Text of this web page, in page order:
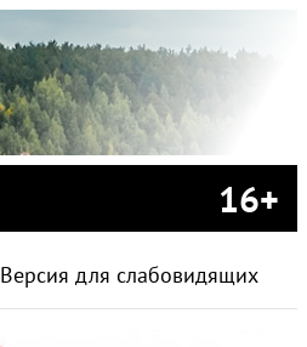
16+
Версия для слабовидящих